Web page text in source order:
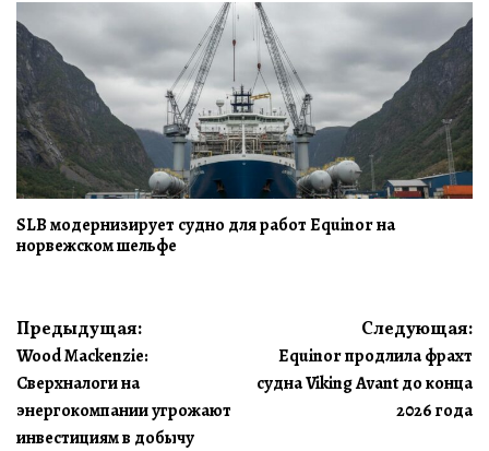
SLB модернизирует судно для работ Equinor на
норвежском шельфе
Навигация
по
записям
Предыдущая:
Wood Mackenzie:
Сверхналоги на
энергокомпании угрожают
инвестициям в добычу
Следующая:
Equinor продлила фрахт
судна Viking Avant до конца
2026 года